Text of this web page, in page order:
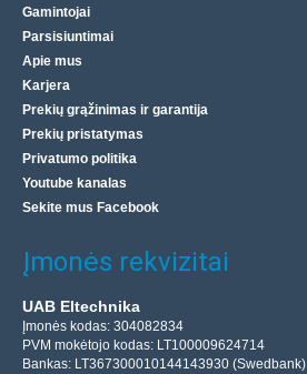
Gamintojai
Parsisiuntimai
Apie mus
Karjera
Prekių grąžinimas ir garantija
Prekių pristatymas
Privatumo politika
Youtube kanalas
Sekite mus Facebook
Įmonės rekvizitai
UAB Eltechnika
Įmonės kodas: 304082834
PVM mokėtojo kodas: LT100009624714
Bankas: LT367300010144143930 (Swedbank)